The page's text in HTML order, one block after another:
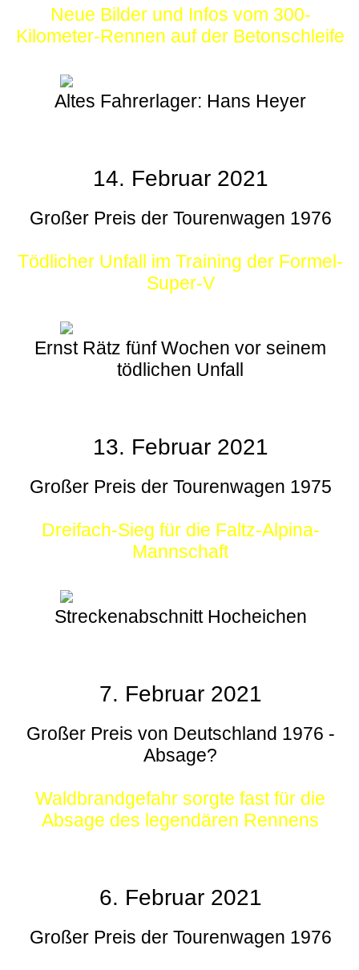
Neue Bilder und Infos vom 300-
Kilometer-Rennen auf der Betonschleife
Altes Fahrerlager: Hans Heyer
14. Februar 2021
Großer Preis der Tourenwagen 1976
Tödlicher Unfall im Training der Formel-
Super-V
Ernst Rätz fünf Wochen vor seinem
tödlichen Unfall
13. Februar 2021
Großer Preis der Tourenwagen 1975
Dreifach-Sieg für die Faltz-Alpina-
Mannschaft
Streckenabschnitt Hocheichen
7. Februar 2021
Großer Preis von Deutschland 1976 -
Absage?
Waldbrandgefahr sorgte fast für die
Absage des legendären Rennens
6. Februar 2021
Großer Preis der Tourenwagen 1976